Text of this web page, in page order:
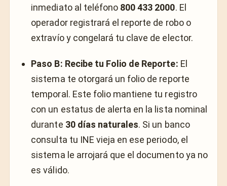
inmediato al teléfono 800 433 2000. El
operador registrará el reporte de robo o
extravío y congelará tu clave de elector.
Paso B: Recibe tu Folio de Reporte: El
sistema te otorgará un folio de reporte
temporal. Este folio mantiene tu registro
con un estatus de alerta en la lista nominal
durante 30 días naturales. Si un banco
consulta tu INE vieja en ese periodo, el
sistema le arrojará que el documento ya no
es válido.